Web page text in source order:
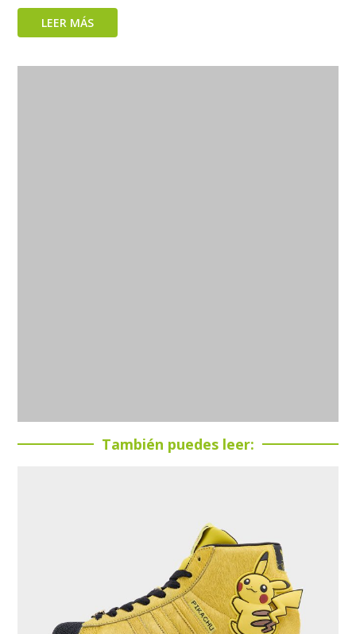
LEER MÁS
También puedes leer: